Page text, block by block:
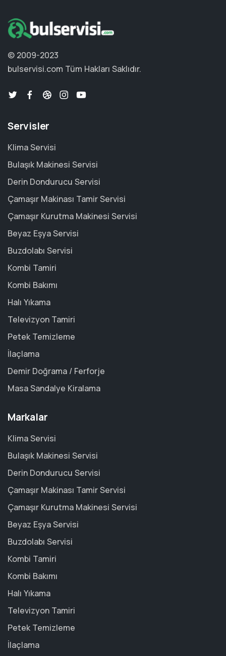
© 2009-2023
bulservisi.com Tüm Hakları Saklıdır.
Servisler
Klima Servisi
Bulaşık Makinesi Servisi
Derin Dondurucu Servisi
Çamaşır Makinası Tamir Servisi
Çamaşır Kurutma Makinesi Servisi
Beyaz Eşya Servisi
Buzdolabı Servisi
Kombi Tamiri
Kombi Bakımı
Halı Yıkama
Televizyon Tamiri
Petek Temizleme
İlaçlama
Demir Doğrama / Ferforje
Masa Sandalye Kiralama
Markalar
Klima Servisi
Bulaşık Makinesi Servisi
Derin Dondurucu Servisi
Çamaşır Makinası Tamir Servisi
Çamaşır Kurutma Makinesi Servisi
Beyaz Eşya Servisi
Buzdolabı Servisi
Kombi Tamiri
Kombi Bakımı
Halı Yıkama
Televizyon Tamiri
Petek Temizleme
İlaçlama